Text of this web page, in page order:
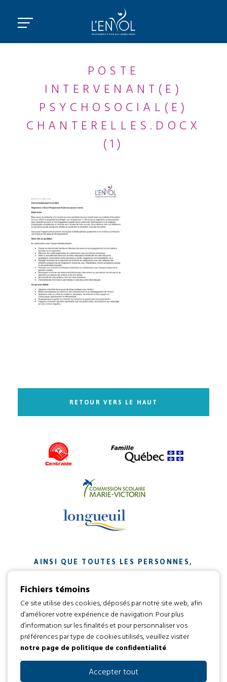
POSTE
INTERVENANT(E)
PSYCHOSOCIAL(E)
CHANTERELLES.DOCX
(1)
RETOUR VERS LE HAUT
AINSI QUE TOUTES LES PERSONNES,
ORGANISMES ET ENTREPRISES QUI ONT
CONTRIBUÉ À NOTRE MISSION.
Développement web par
Tous droits réservés 2016 © L’envol
Politique de confidentialité
Fichiers témoins
Ce site utilise des cookies, déposés par notre site web, afin
d’améliorer votre expérience de navigation. Pour plus
d’information sur les finalités et pour personnaliser vos
préférences par type de cookies utilisés, veuillez visiter
notre page de politique de confidentialité.
Accepter tout